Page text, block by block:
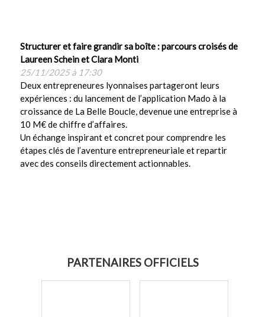
Structurer et faire grandir sa boîte : parcours croisés de
Laureen Schein et Clara Monti
25/11/2025 à 17:30
Deux entrepreneures lyonnaises partageront leurs
expériences : du lancement de l’application Mado à la
croissance de La Belle Boucle, devenue une entreprise à
10 M€ de chiffre d’affaires.
Un échange inspirant et concret pour comprendre les
étapes clés de l’aventure entrepreneuriale et repartir
avec des conseils directement actionnables.
PARTENAIRES OFFICIELS